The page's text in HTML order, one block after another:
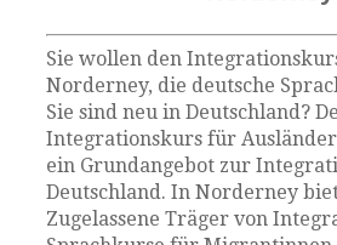
Sie wollen den
Norderney, die deutsche
Sie sind neu in Deutschland?
Integrationskurs für
ein Grundangebot zur
Deutschland. In Norderney
Zugelassene Träger von